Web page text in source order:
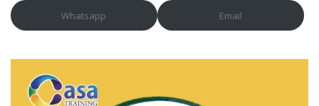
Whatsapp Email